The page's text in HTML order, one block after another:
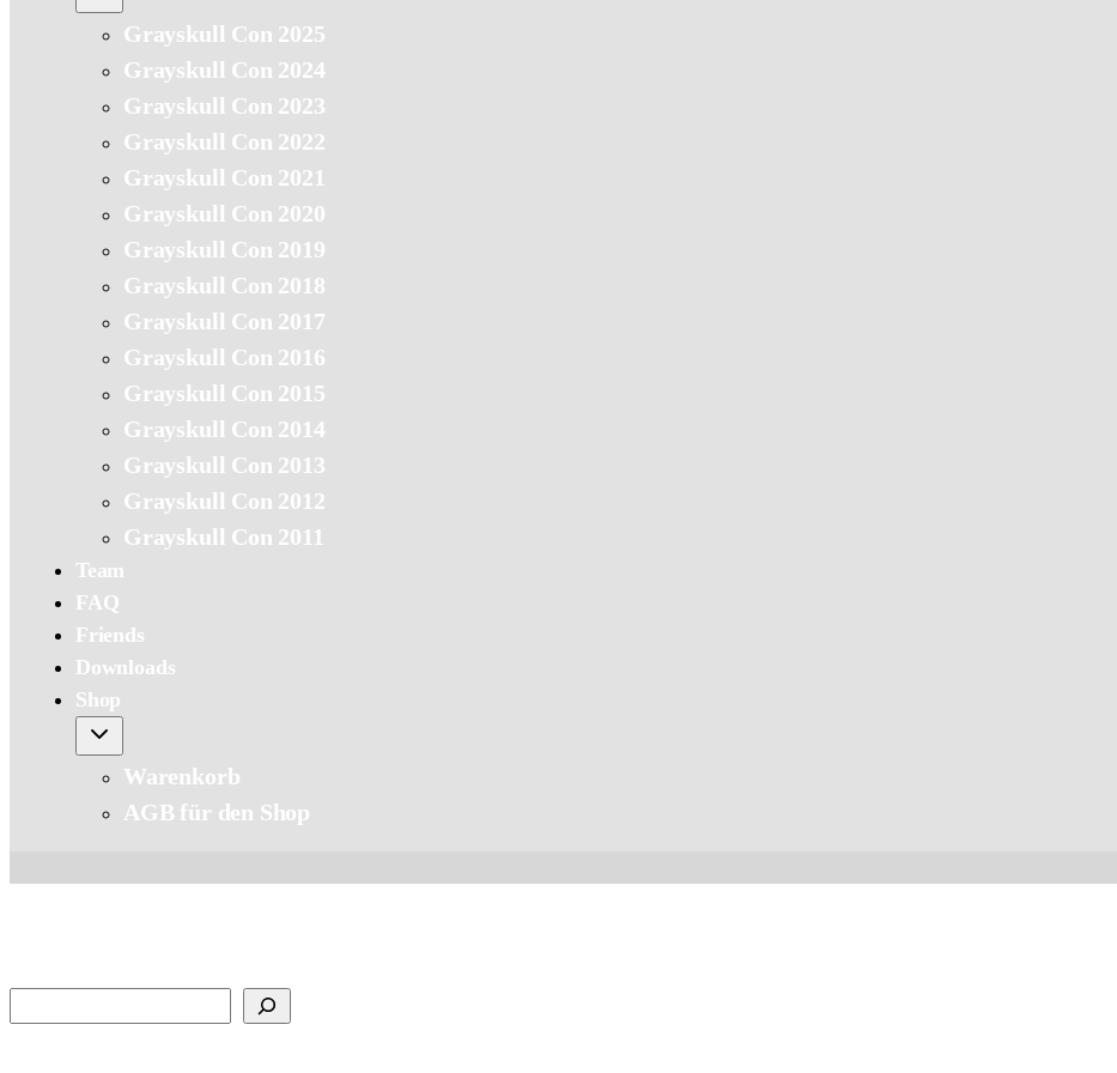
Grayskull Con 2025
Grayskull Con 2024
Grayskull Con 2023
Grayskull Con 2022
Grayskull Con 2021
Grayskull Con 2020
Grayskull Con 2019
Grayskull Con 2018
Grayskull Con 2017
Grayskull Con 2016
Grayskull Con 2015
Grayskull Con 2014
Grayskull Con 2013
Grayskull Con 2012
Grayskull Con 2011
Team
FAQ
Friends
Downloads
Shop
Warenkorb
AGB für den Shop